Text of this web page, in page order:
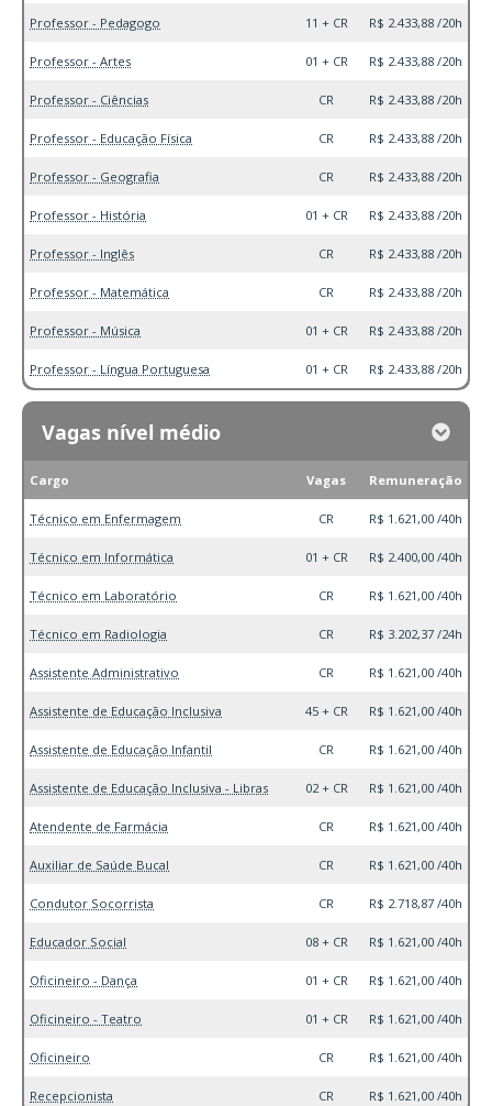
Professor - Pedagogo 11 + CR R$ 2.433,88 /20h
Professor - Artes 01 + CR R$ 2.433,88 /20h
Professor - Ciências CR R$ 2.433,88 /20h
Professor - Educação Física CR R$ 2.433,88 /20h
Professor - Geografia CR R$ 2.433,88 /20h
Professor - História 01 + CR R$ 2.433,88 /20h
Professor - Inglês CR R$ 2.433,88 /20h
Professor - Matemática CR R$ 2.433,88 /20h
Professor - Música 01 + CR R$ 2.433,88 /20h
Professor - Língua Portuguesa 01 + CR R$ 2.433,88 /20h
Vagas nível médio
Cargo Vagas Remuneração
Técnico em Enfermagem CR R$ 1.621,00 /40h
Técnico em Informática 01 + CR R$ 2.400,00 /40h
Técnico em Laboratório CR R$ 1.621,00 /40h
Técnico em Radiologia CR R$ 3.202,37 /24h
Assistente Administrativo CR R$ 1.621,00 /40h
Assistente de Educação Inclusiva 45 + CR R$ 1.621,00 /40h
Assistente de Educação Infantil CR R$ 1.621,00 /40h
Assistente de Educação Inclusiva - Libras 02 + CR R$ 1.621,00 /40h
Atendente de Farmácia CR R$ 1.621,00 /40h
Auxiliar de Saúde Bucal CR R$ 1.621,00 /40h
Condutor Socorrista CR R$ 2.718,87 /40h
Educador Social 08 + CR R$ 1.621,00 /40h
Oficineiro - Dança 01 + CR R$ 1.621,00 /40h
Oficineiro - Teatro 01 + CR R$ 1.621,00 /40h
Oficineiro CR R$ 1.621,00 /40h
Recepcionista CR R$ 1.621,00 /40h